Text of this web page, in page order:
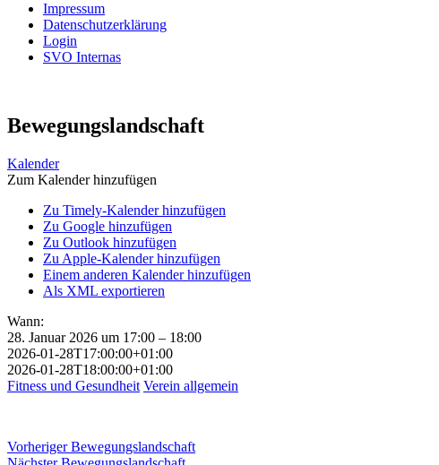
Impressum
Datenschutzerklärung
Login
SVO Internas
Bewegungslandschaft
Kalender
Zum Kalender hinzufügen
Zu Timely-Kalender hinzufügen
Zu Google hinzufügen
Zu Outlook hinzufügen
Zu Apple-Kalender hinzufügen
Einem anderen Kalender hinzufügen
Als XML exportieren
Wann:
28. Januar 2026 um 17:00 – 18:00
2026-01-28T17:00:00+01:00
2026-01-28T18:00:00+01:00
Fitness und Gesundheit Verein allgemein
Beitragsnavigation
Vorheriger Vorheriger
Bewegungslandschaft